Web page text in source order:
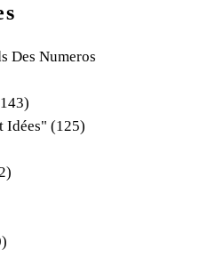
Des Numeros
Idées" (125)